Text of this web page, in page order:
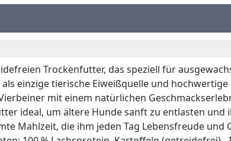
Trockenfutter, das speziell für
einzige tierische Eiweißquelle und
mit einem natürlichen
ideal, um ältere Hunde sanft zu entlasten und
Mahlzeit, die ihm jeden Tag Lebensfreude und